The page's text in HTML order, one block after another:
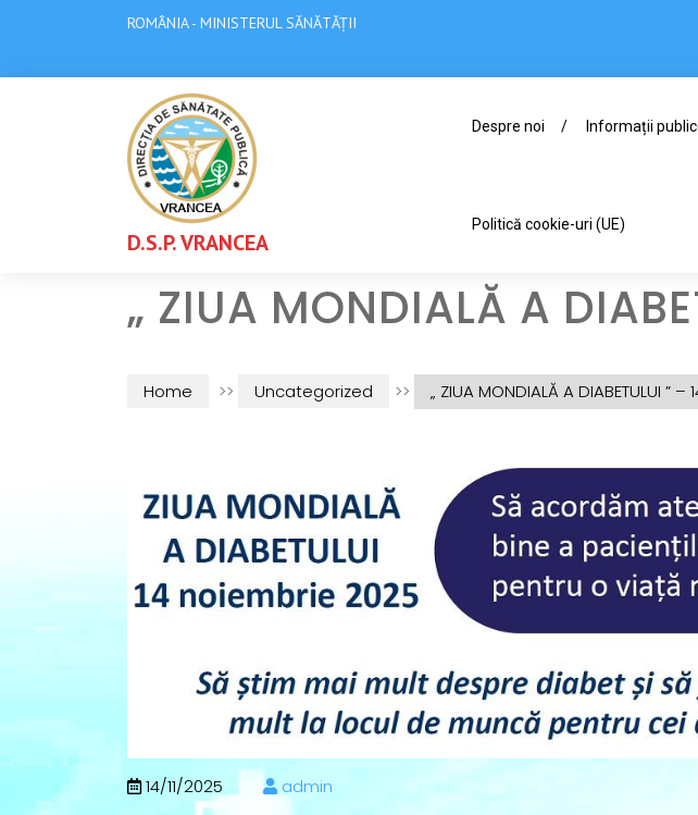
ROMÂNIA - MINISTERUL SĂNĂTĂȚII
D.S.P. VRANCEA
Despre noi Informații
Politică cookie-uri (UE)
„ ZIUA MONDIALĂ A
Home >> Uncategorized >> „ ZIUA MONDIALĂ A DIABETULUI ”
14/11/2025 admin